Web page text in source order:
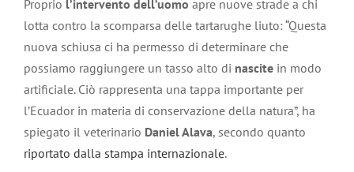
Proprio l’intervento dell’uomo apre nuove strade a chi
lotta contro la scomparsa delle tartarughe liuto: “Questa
nuova schiusa ci ha permesso di determinare che
possiamo raggiungere un tasso alto di nascite in modo
artificiale. Ciò rappresenta una tappa importante per
l’Ecuador in materia di conservazione della natura”, ha
spiegato il veterinario Daniel Alava, secondo quanto
riportato dalla stampa internazionale.